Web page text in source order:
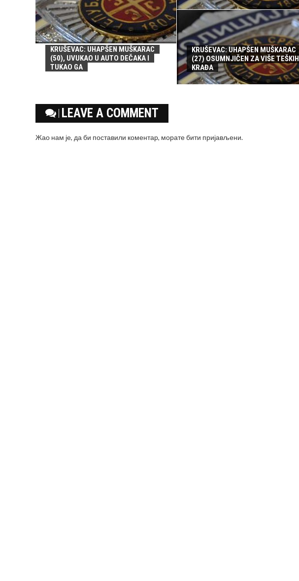
KRUŠEVAC: UHAPŠEN MUŠKARAC
(50), UVUKAO U AUTO DEČAKA I
TUKAO GA
KRUŠEVAC: UHAPŠEN MUŠKARAC
(27) OSUMNJIČEN ZA VIŠE TEŠKIH
KRAĐA
LEAVE A COMMENT
Жао нам је, да би поставили коментар, моратебити пријављени.